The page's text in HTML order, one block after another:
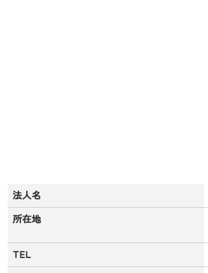
法人名
所在地
TEL